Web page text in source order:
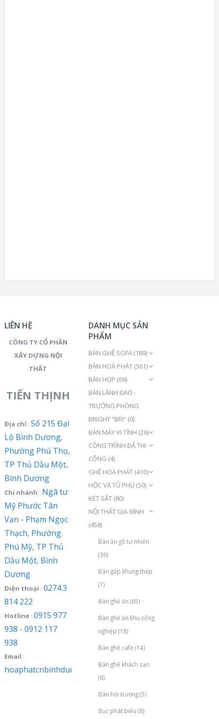
LIÊN HỆ
CÔNG TY CỔ PHẦN
XÂY DỰNG NỘI
THẤT
TIẾN THỊNH
Địa chỉ: Số 215 Đại
Lộ Bình Dương,
Phường Phú Thọ,
TP Thủ Dầu Một,
Bình Dương
Chi nhánh : Ngã tư
Mỹ Phước Tân
Vạn - Phạm Ngọc
Thạch, Phường
Phú Mỹ, TP Thủ
Dầu Một, Bình
Dương
Điện thoại : 0274.3
814 222
Hotline: 0915 977
938 - 0912 117
938
Email :
hoaphatcnbinhduong@gmail.com
DANH MỤC SẢN
PHẨM
BÀN GHẾ SOFA (189)
BÀN HOÀ PHÁT (561)
BÀN HỌP (69)
BÀN LÃNH ĐẠO -
TRƯỞNG PHÒNG
BRIGHT “BRI” (0)
BÀN MÁY VI TÍNH (26)
CÔNG TRÌNH ĐÃ THI
CÔNG (4)
GHẾ HOÀ PHÁT (410)
HỘC VÀ TỦ PHỤ (50)
KÉT SẮT (80)
NỘI THẤT GIA ĐÌNH
(458)
Bàn ăn gỗ tự nhiên
(36)
Bàn gấp khung thép
(7)
Bàn ghế ăn (65)
Bàn ghế ăn khu công
nghiệp (18)
Bàn ghế café (14)
Bàn ghế khách sạn
(6)
Bàn hội trường(5)
Bục phát biểu (8)